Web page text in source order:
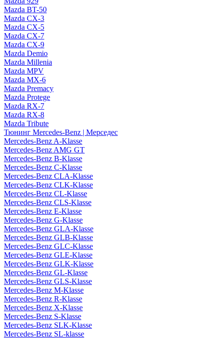
Mazda BT-50
Mazda CX-3
Mazda CX-5
Mazda CX-7
Mazda CX-9
Mazda Demio
Mazda Millenia
Mazda MPV
Mazda MX-6
Mazda Premacy
Mazda Protege
Mazda RX-7
Mazda RX-8
Mazda Tribute
Тюнинг Mercedes-Benz | Мерседес
Mercedes-Benz A-Klasse
Mercedes-Benz AMG GT
Mercedes-Benz B-Klasse
Mercedes-Benz C-Klasse
Mercedes-Benz CLA-Klasse
Mercedes-Benz CLK-Klasse
Mercedes-Benz CL-Klasse
Mercedes-Benz CLS-Klasse
Mercedes-Benz E-Klasse
Mercedes-Benz G-Klasse
Mercedes-Benz GLA-Klasse
Mercedes-Benz GLB-Klasse
Mercedes-Benz GLC-Klasse
Mercedes-Benz GLE-Klasse
Mercedes-Benz GLK-Klasse
Mercedes-Benz GL-Klasse
Mercedes-Benz GLS-Klasse
Mercedes-Benz M-Klasse
Mercedes-Benz R-Klasse
Mercedes-Benz X-Klasse
Mercedes-Benz S-Klasse
Mercedes-Benz SLK-Klasse
Mercedes-Benz SL-klasse